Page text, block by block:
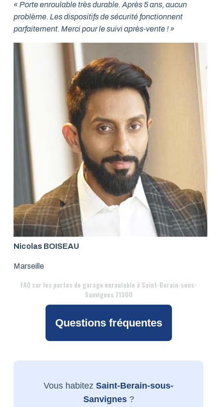
« Porte enroulable très durable. Après 5 ans, aucun
problème. Les dispositifs de sécurité fonctionnent
parfaitement. Merci pour le suivi après-vente ! »
Nicolas BOISEAU
Marseille
FAQ sur les portes de garage enroulable à Saint-Berain-sous-
Sanvignes 71300
Questions fréquentes
Vous habitez Saint-Berain-sous-
Sanvignes?